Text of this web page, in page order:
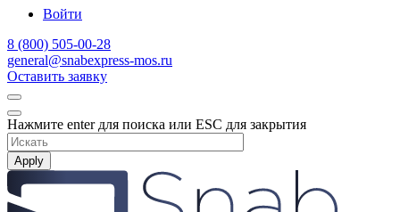
Войти
8 (800) 505-00-28
general@snabexpress-mos.ru
Оставить заявку
Нажмите enter для поиска или ESC для закрытия
Apply